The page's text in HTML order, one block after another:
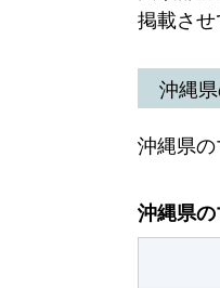
掲載させ
沖縄
沖縄県
沖縄県